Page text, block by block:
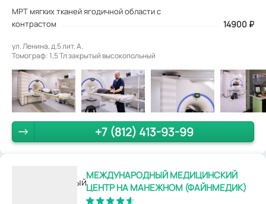
МРТ мягких тканей ягодичной области с
контрастом
14900 ₽
ул. Ленина, д.5 лит. А.
Томограф: 1,5 Тл закрытый высокопольный
+7 (812) 413-93-99
МЕЖДУНАРОДНЫЙ МЕДИЦИНСКИЙ
ЦЕНТР НА МАНЕЖНОМ (ФАЙНМЕДИК)